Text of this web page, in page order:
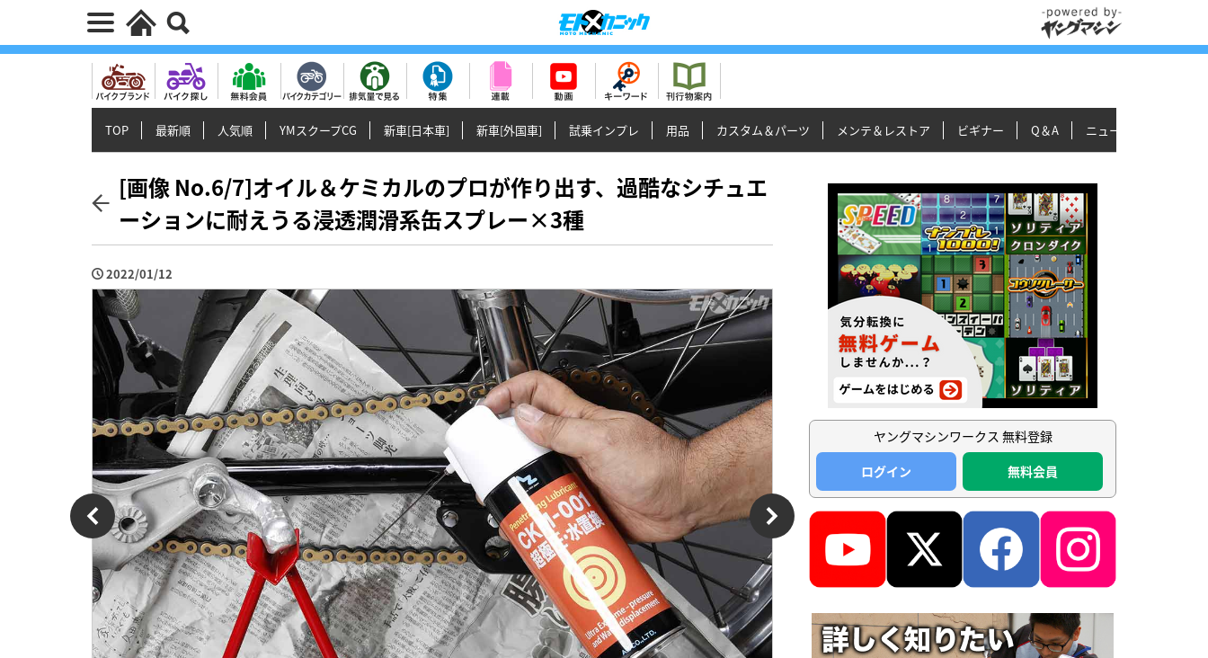
TOP 最新順 人気順 YMスクープCG 新車[日本車] 新車[外国車] 試乗インプレ 用品 カスタム＆パーツ メンテ＆レストア ビギナー Q＆A ニュース＆トピックス
[画像 No.6/7]オイル＆ケミカルのプロが作り出す、過酷なシチュエ
ーションに耐えうる浸透潤滑系缶スプレー×3種
2022/01/12
ヤングマシンワークス 無料登録
ログイン
無料会員